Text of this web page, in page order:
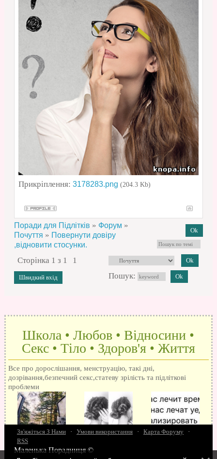
Прикріплення: 3178283.png (204.3 Kb)
Поради для Підлітків » Форум »
Почуття » Повернути довіру
,відновити стосунки.
Сторінка 1 з 1
1
Пошук:
Школа • Любов • Відносини •
Секс • Тіло • Здоров'я • Життя
Все про дорослішання, менструацію, такі дні,
дозрівання,безпечний секс,статеву зрілість та підліткові
проблеми
15 запитань про секс Як досягти оргазм
Зв'яжіться З Нами · Умови використання · Карта Форуму
·
RSS
Маленька Порадниця ©